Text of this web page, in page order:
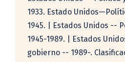
1933. Estado
1945. | Estados Unidos --
1945-1989. | Estados
gobierno -- 1989-.